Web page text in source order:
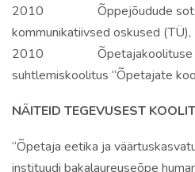
2010 Õppejõudude
kommunikatiivsed oskused (TÜ),
2010 Õpetajakoolituse
suhtlemiskoolitus “Õpetajate
NÄITEID TEGEVUSEST
“Õpetaja eetika ja
instituudi bakalaureuseõpe